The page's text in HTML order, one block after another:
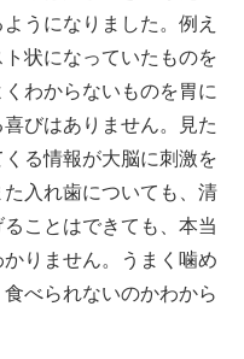
うになりました。例え
状になっていたものを
わからないものを胃に
びはありません。見た
る情報が大脳に刺激を
入れ歯についても、清
ことはできても、本当
りません。うまく噛め
べられないのかわから